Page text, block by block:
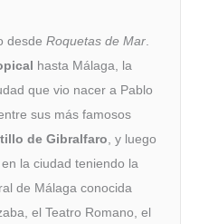
desde Roquetas de Mar
hasta Málaga, la
que vio nacer a Pablo
sus más famosos
de Gibralfaro , y luego
la ciudad teniendo la
de Málaga conocida
el Teatro Romano, el